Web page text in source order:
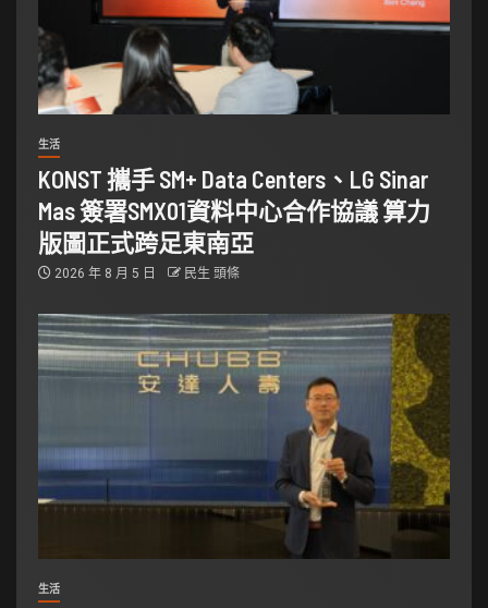
生活
KONST 攜手 SM+ Data Centers、LG Sinar
Mas 簽署SMX01資料中心合作協議 算力
版圖正式跨足東南亞
2026 年 8 月 5 日 民生 頭條
生活